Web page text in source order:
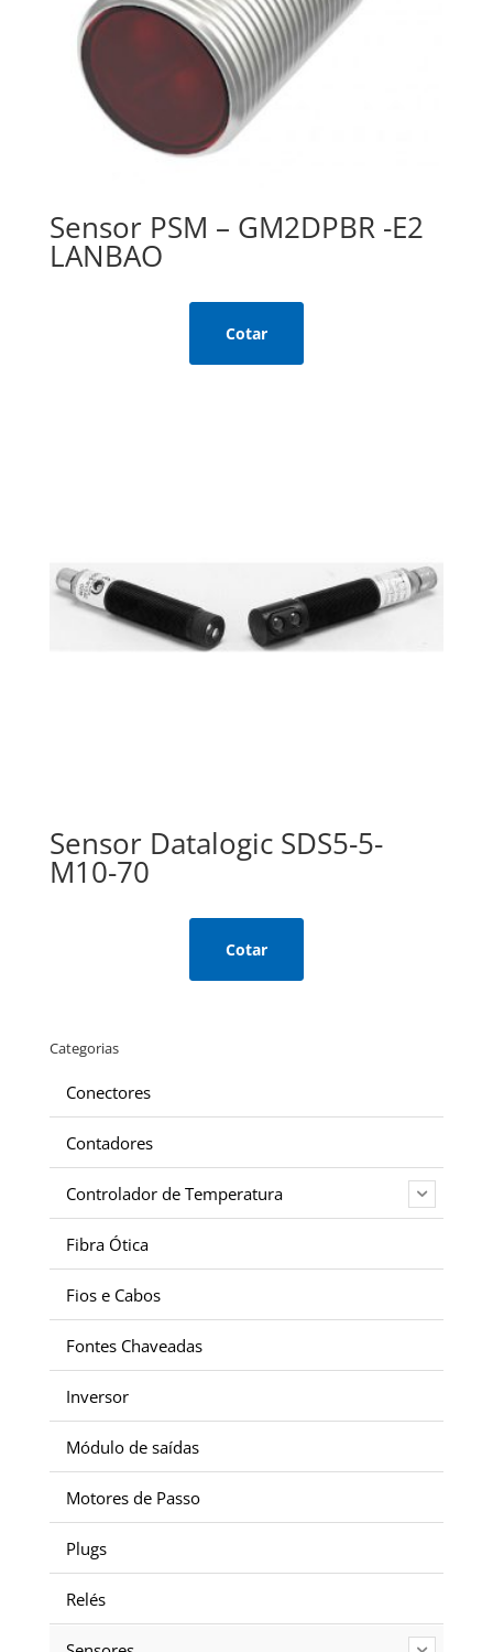
Sensor PSM – GM2DPBR -E2
LANBAO
Cotar
Sensor Datalogic SDS5-5-
M10-70
Cotar
Categorias
Conectores
Contadores
Controlador de Temperatura
Fibra Ótica
Fios e Cabos
Fontes Chaveadas
Inversor
Módulo de saídas
Motores de Passo
Plugs
Relés